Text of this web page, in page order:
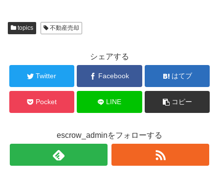
topics 不動産売却
シェアする
Twitter Facebook はてブ
Pocket LINE コピー
escrow_adminをフォローする